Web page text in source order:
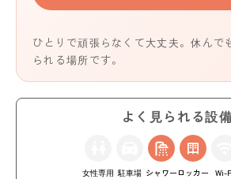
ひとりで頑張らなくて大丈夫。休んで
られる場所です。
よく見られる設備
女性専用 駐車場 シャワー ロッカー Wi-